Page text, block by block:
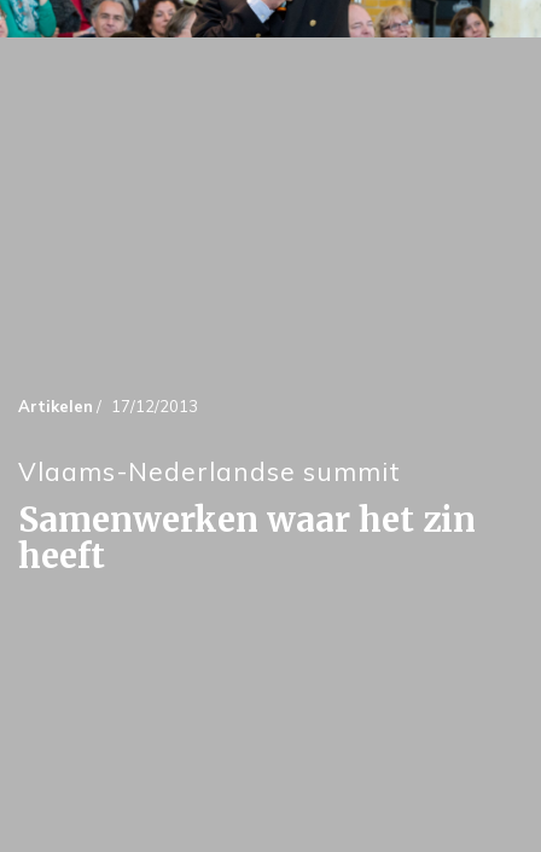
Artikelen / 17/12/2013
Vlaams-Nederlandse summit
Samenwerken waar het zin
heeft